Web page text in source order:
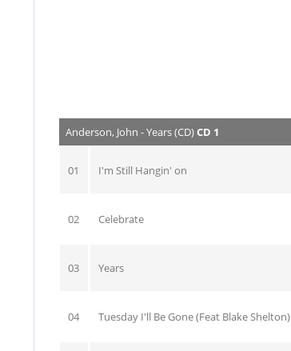
Anderson, John - Years (CD)CD 1
01 I'm Still Hangin' on
02 Celebrate
03 Years
04 Tuesday I'll Be Gone (Feat Blake Shelton)